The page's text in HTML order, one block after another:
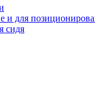
и для
сидя